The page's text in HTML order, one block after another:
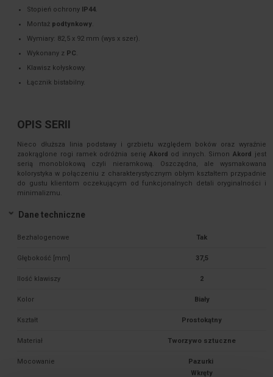
Stopień ochrony IP44.
Montaż podtynkowy.
Wymiary: 82,5 x 92 mm (wys x szer).
Wykonany z PC.
Klawisz kołyskowy.
Łącznik bistabilny.
OPIS SERII
Nieco dłuższa linia podstawy i grzbietu względem boków oraz wyraźnie
zaokrąglone rogi ramek odróżnia serię Akord od innych. SimonAkord
jest
serią monoblokową czyli nieramkową. Oszczędna, ale wysmakowana
kolorystyka w połączeniu z charakterystycznym obłym kształtem przypadnie
do gustu klientom oczekującym od funkcjonalnych detali oryginalności i
minimalizmu.
Dane techniczne
Bezhalogenowe Tak
Głębokość [mm] 37,5
Ilość klawiszy 2
Kolor Biały
Kształt Prostokątny
Materiał Tworzywo sztuczne
Mocowanie
Pazurki